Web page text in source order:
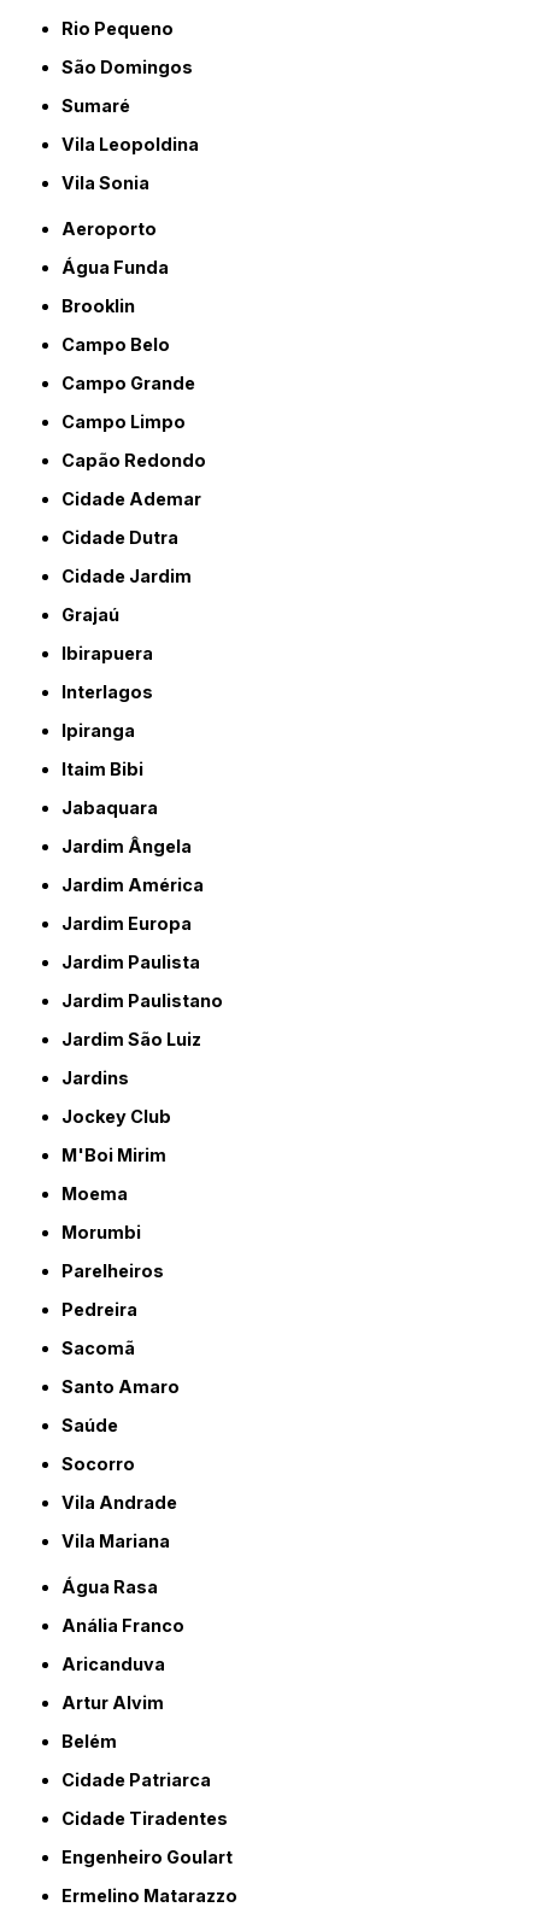
Rio Pequeno
São Domingos
Sumaré
Vila Leopoldina
Vila Sonia
Aeroporto
Água Funda
Brooklin
Campo Belo
Campo Grande
Campo Limpo
Capão Redondo
Cidade Ademar
Cidade Dutra
Cidade Jardim
Grajaú
Ibirapuera
Interlagos
Ipiranga
Itaim Bibi
Jabaquara
Jardim Ângela
Jardim América
Jardim Europa
Jardim Paulista
Jardim Paulistano
Jardim São Luiz
Jardins
Jockey Club
M'Boi Mirim
Moema
Morumbi
Parelheiros
Pedreira
Sacomã
Santo Amaro
Saúde
Socorro
Vila Andrade
Vila Mariana
Água Rasa
Anália Franco
Aricanduva
Artur Alvim
Belém
Cidade Patriarca
Cidade Tiradentes
Engenheiro Goulart
Ermelino Matarazzo